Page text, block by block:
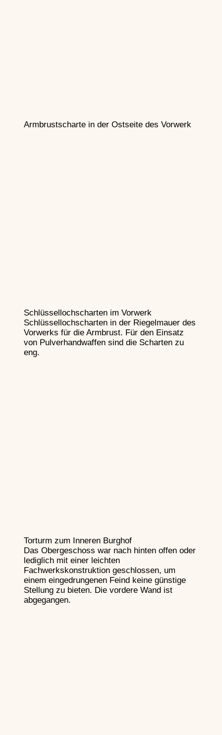
Armbrustscharte in der Ostseite des Vorwerk
Schlüssellochscharten im Vorwerk
Schlüssellochscharten in der Riegelmauer des
Vorwerks für die Armbrust. Für den Einsatz
von Pulverhandwaffen sind die Scharten zu
eng.
Torturm zum Inneren Burghof
Das Obergeschoss war nach hinten offen oder
lediglich mit einer leichten
Fachwerkskonstruktion geschlossen, um
einem eingedrungenen Feind keine günstige
Stellung zu bieten. Die vordere Wand ist
abgegangen.